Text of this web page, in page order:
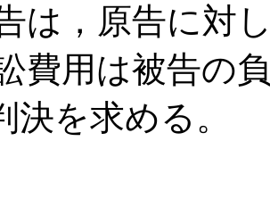
は，原告に対
費用は被告の
決を求める。